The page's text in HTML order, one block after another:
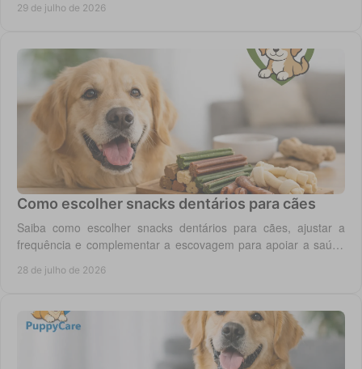
29 de julho de 2026
Como escolher snacks dentários para cães
Saiba como escolher snacks dentários para cães, ajustar a
frequência e complementar a escovagem para apoiar a saúde
28 de julho de 2026